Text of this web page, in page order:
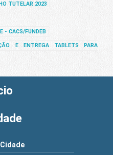
TUTELAR 2023
- CACS/FUNDEB
E ENTREGA TABLETS PARA